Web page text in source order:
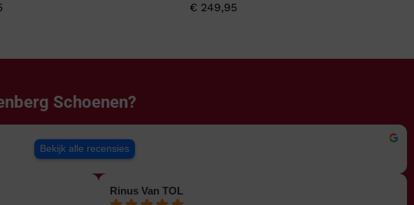
€ 249,95
Schoenen?
Bekijk alle recensies
Rinus Van TOL